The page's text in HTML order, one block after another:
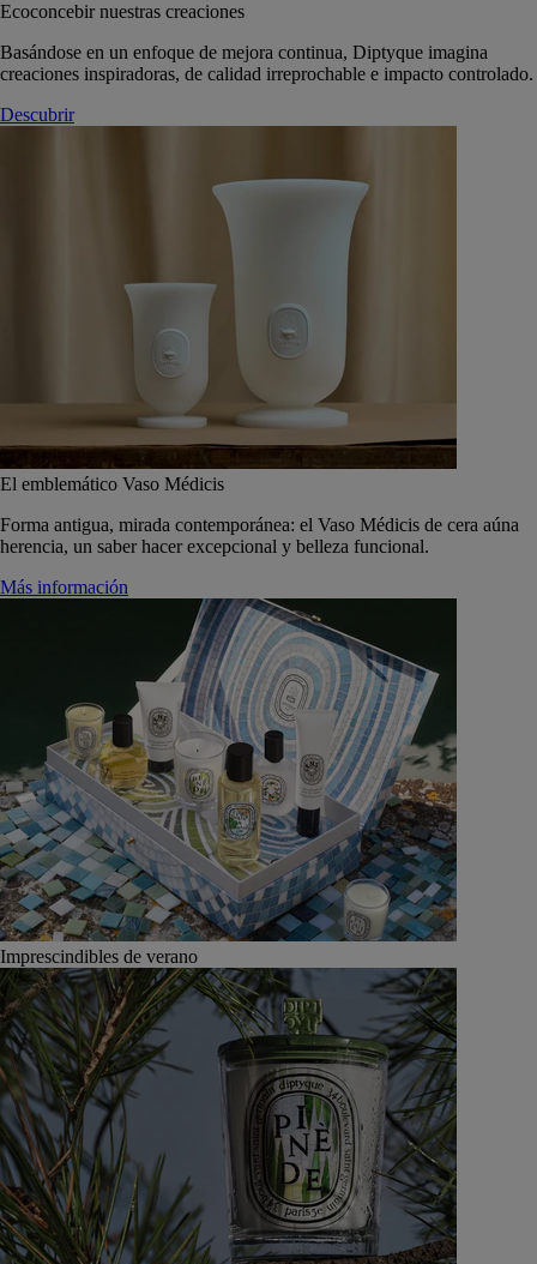
Ecoconcebir nuestras creaciones
Basándose en un enfoque de mejora continua, Diptyque imagina
creaciones inspiradoras, de calidad irreprochable e impacto controlado.
Descubrir
El emblemático Vaso Médicis
Forma antigua, mirada contemporánea: el Vaso Médicis de cera aúna
herencia, un saber hacer excepcional y belleza funcional.
Más información
Imprescindibles de verano